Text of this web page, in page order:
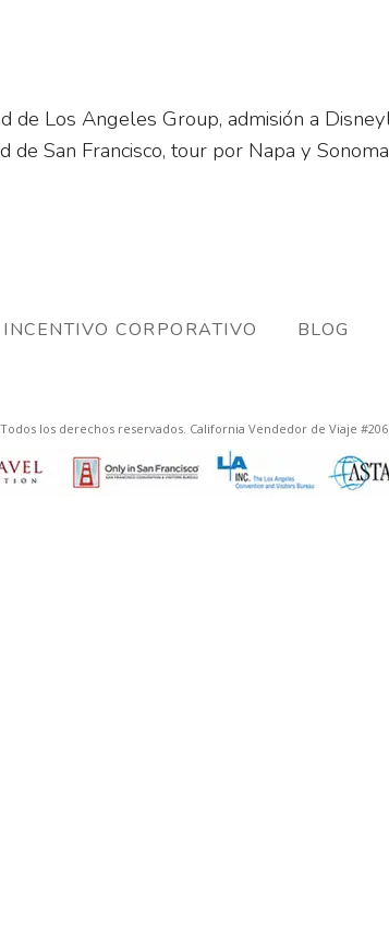
de Los Angeles Group, admisión a
de San Francisco, tour por Napa y
INCENTIVO CORPORATIVO BLOG
los derechos reservados. California Vendedor de Viaje